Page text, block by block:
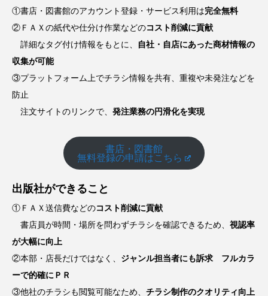
①書店・図書館のアカウント登録・サービス利用は完全無料
②ＦＡＸの紙代や仕分け作業などのコスト削減に貢献
詳細なタグ付け情報をもとに、
自社・自店にあった商材情報の
収集が可能
③プラットフォーム上でチラシ情報を共有、重複や未発注などを
防止
注文サイトのリンクで、 発注業務の円滑化を実現
書店・図書館
無料登録の申請はこちら
出版社ができること
①ＦＡＸ送信費などのコスト削減に貢献
書店員が時間・場所を問わずチラシを確認できるため、 視認率
が大幅に向上
②本部・店長だけではなく、 ジャンル担当者にも訴求 フルカラ
ーで的確にＰＲ
③他社のチラシも閲覧可能なため、 チラシ制作のクオリティ向上